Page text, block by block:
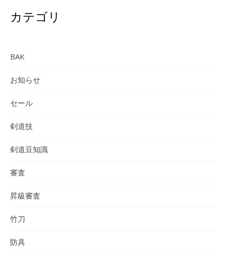
カテゴリ
BAK
お知らせ
セール
剣道技
剣道豆知識
審査
昇級審査
竹刀
防具